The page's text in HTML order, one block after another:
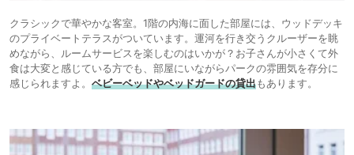
クラシックで華やかな客室。1階の内海に面した部屋には、ウッドデッキ
のプライベートテラスがついています。運河を行き交うクルーザーを眺
めながら、ルームサービスを楽しむのはいかが？お子さんが小さくて外
食は大変と感じている方でも、部屋にいながらパークの雰囲気を存分に
感じられますよ。 ベビーベッドやベッドガードの貸出もあります。